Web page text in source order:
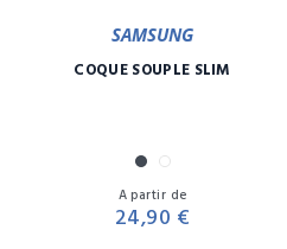
SAMSUNG
COQUE SOUPLE SLIM
NoirTransparent
A partir de
24,90 €